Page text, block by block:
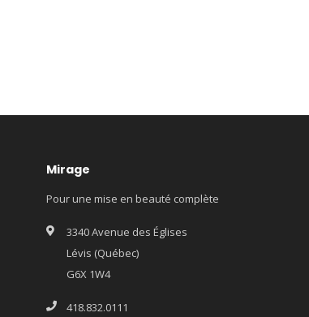
Mirage
Pour une mise en beauté complète
3340 Avenue des Églises
Lévis (Québec)
G6X 1W4
418.832.0111